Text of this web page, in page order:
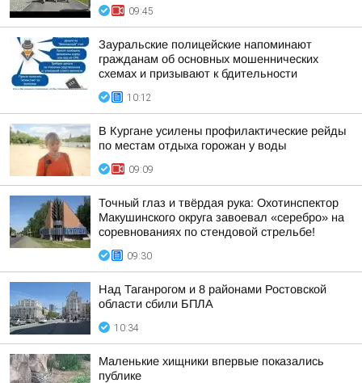
09:45
Зауральские полицейские напоминают
гражданам об основных мошеннических
схемах и призывают к бдительности
10:12
В Кургане усилены профилактические рейды
по местам отдыха горожан у воды
09:09
Точный глаз и твёрдая рука: Охотинспектор
Макушинского округа завоевал «серебро» на
соревнованиях по стендовой стрельбе!
09:30
Над Таганрогом и 8 районами Ростовской
области сбили БПЛА
10:34
Маленькие хищники впервые показались
публике